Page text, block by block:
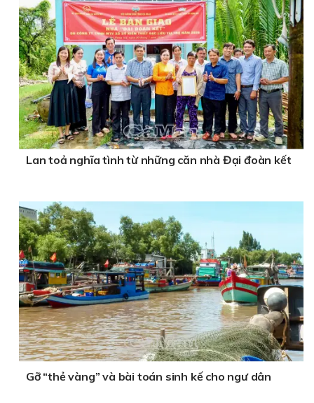
Lan toả nghĩa tình từ những căn nhà Đại đoàn kết
Gỡ “thẻ vàng” và bài toán sinh kế cho ngư dân